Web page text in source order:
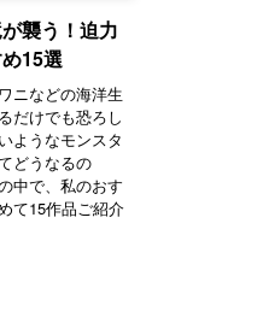
襲う！迫力
15選
ニなどの海洋生
だけでも恐ろし
ようなモンスタ
どうなるの
で、私のおす
て15作品ご紹介